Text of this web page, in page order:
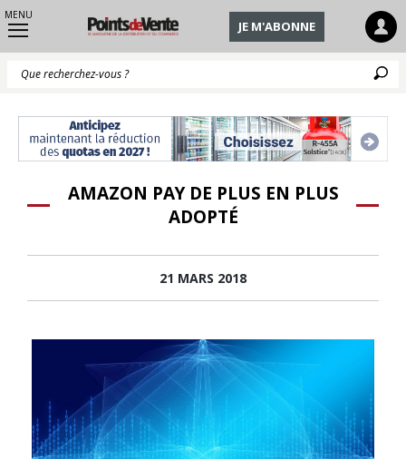
MENU
JE M'ABONNE
AMAZON PAY DE PLUS EN PLUS
ADOPTÉ
21 MARS 2018